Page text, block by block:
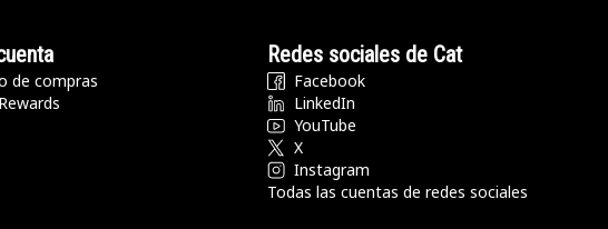
de compras
Redes sociales de Cat
Facebook
LinkedIn
YouTube
X
Instagram
Todas las cuentas de redes sociales